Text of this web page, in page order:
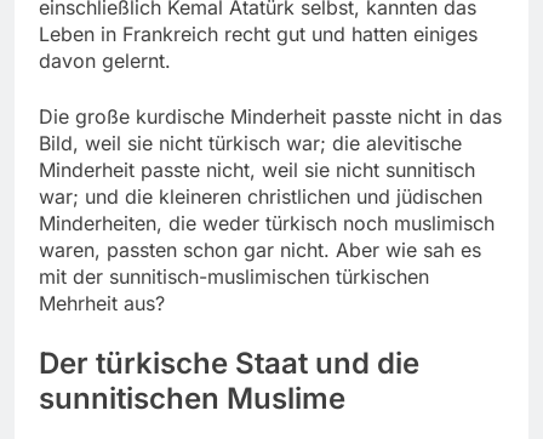
einschließlich Kemal Atatürk selbst, kannten das
Leben in Frankreich recht gut und hatten einiges
davon gelernt.
Die große kurdische Minderheit passte nicht in das
Bild, weil sie nicht türkisch war; die alevitische
Minderheit passte nicht, weil sie nicht sunnitisch
war; und die kleineren christlichen und jüdischen
Minderheiten, die weder türkisch noch muslimisch
waren, passten schon gar nicht. Aber wie sah es
mit der sunnitisch-muslimischen türkischen
Mehrheit aus?
Der türkische Staat und die
sunnitischen Muslime